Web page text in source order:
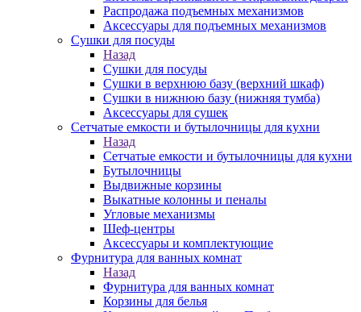
Распродажа подъемных механизмов
Аксессуары для подъемных механизмов
Сушки для посуды
Назад
Сушки для посуды
Сушки в верхнюю базу (верхний шкаф)
Сушки в нижнюю базу (нижняя тумба)
Аксессуары для сушек
Сетчатые емкости и бутылочницы для кухни
Назад
Сетчатые емкости и бутылочницы для кухни
Бутылочницы
Выдвижные корзины
Выкатные колонны и пеналы
Угловые механизмы
Шеф-центры
Аксессуары и комплектующие
Фурнитура для ванных комнат
Назад
Фурнитура для ванных комнат
Корзины для белья